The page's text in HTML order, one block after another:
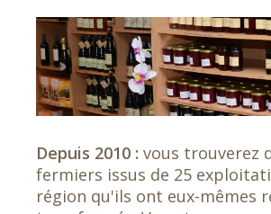
Depuis 2010 : vous trouverez
fermiers issus de 25
région qu'ils ont eux-mêmes